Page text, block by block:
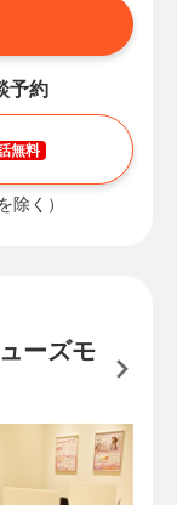
予約
無料
除く）
ーズモ